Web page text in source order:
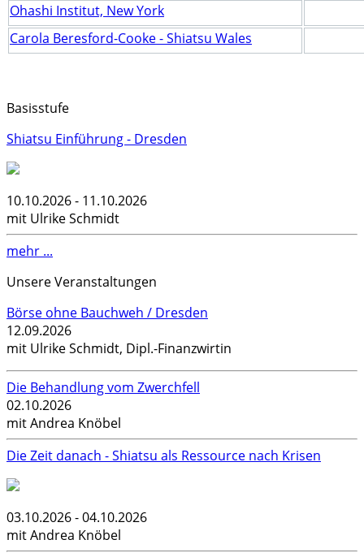
Ohashi Institut, New York
Carola Beresford-Cooke - Shiatsu Wales
Basisstufe
Shiatsu Einführung - Dresden
10.10.2026 - 11.10.2026
mit Ulrike Schmidt
mehr ...
Unsere Veranstaltungen
Börse ohne Bauchweh / Dresden
12.09.2026
mit Ulrike Schmidt, Dipl.-Finanzwirtin
Die Behandlung vom Zwerchfell
02.10.2026
mit Andrea Knöbel
Die Zeit danach - Shiatsu als Ressource nach Krisen
03.10.2026 - 04.10.2026
mit Andrea Knöbel